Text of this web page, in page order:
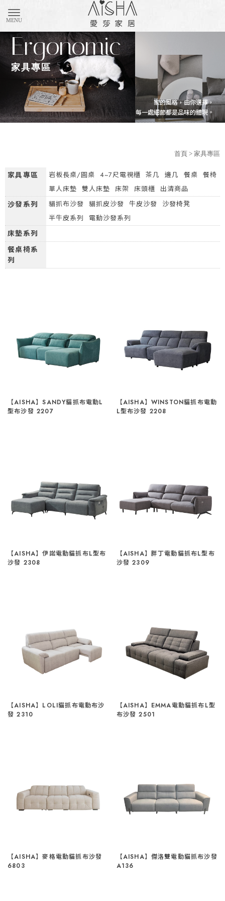
購物車(0) 匯款通知
家具專區
首頁 > 家具專區
家具專區 岩板長桌/圓桌 4~7尺電視櫃 茶几 邊几 餐桌 餐椅
單人床墊 雙人床墊 床架 床頭櫃 出清商品
沙發系列 貓抓布沙發 貓抓皮沙發 牛皮沙發
沙發椅凳
半牛皮系列
電動沙發系列
床墊系列
餐桌椅系
列
【AISHA】SANDY貓抓布電動L
型布沙發 2207
【AISHA】WINSTON貓抓布電動
L型布沙發 2208
【AISHA】伊諾電動貓抓布L型布
沙發 2308
【AISHA】胖丁電動貓抓布L型布
沙發 2309
【AISHA】LOLI貓抓布電動布沙
發 2310
【AISHA】EMMA電動貓抓布L型
布沙發 2501
【AISHA】麥格電動貓抓布沙發
6803
【AISHA】傑洛雙電動貓抓布沙發
A136